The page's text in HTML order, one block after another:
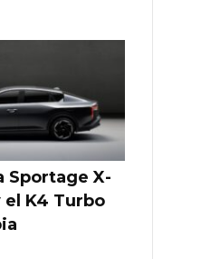
Sportage X-
el K4 Turbo